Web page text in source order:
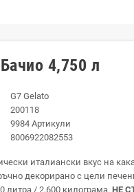
4,750 л
G7 Gelato
200118
9984 Артикули
8006922082553
италиански вкус на
декорирано с цели
литра / 2,600 килограма. НЕ